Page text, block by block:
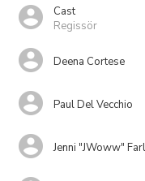
Cast
Regissör
Deena Cortese
Paul Del Vecchio
Jenni "JWoww"